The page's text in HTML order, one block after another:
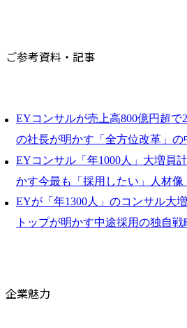
ご参考資料・記事
EYコンサルが売上高800億円超で
の社長が明かす「全方位改革」の
EYコンサル「年1000人」大増員
かす今最も「採用したい」人材像
EYが「年1300人」のコンサル大
トップが明かす中途採用の独自戦
企業魅力